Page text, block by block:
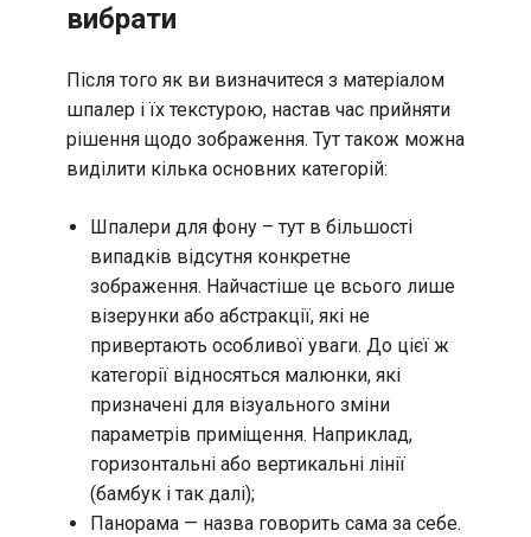
вибрати
Після того як ви визначитеся з матеріалом
шпалер і їх текстурою, настав час прийняти
рішення щодо зображення. Тут також можна
виділити кілька основних категорій:
Шпалери для фону – тут в більшості
випадків відсутня конкретне
зображення. Найчастіше це всього лише
візерунки або абстракції, які не
привертають особливої уваги. До цієї ж
категорії відносяться малюнки, які
призначені для візуального зміни
параметрів приміщення. Наприклад,
горизонтальні або вертикальні лінії
(бамбук і так далі);
Панорама — назва говорить сама за себе.